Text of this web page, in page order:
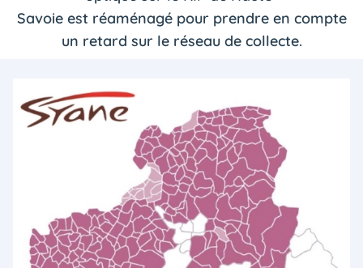
Savoie est réaménagé pour prendre en compte
un retard sur le réseau de collecte.